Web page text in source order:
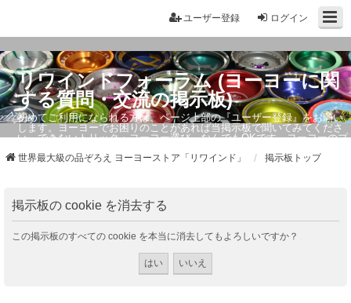
ログイン
ユーザー登録
リワインドフォーラム (ヨーヨーに関
する質問・交流の掲示板)
初めてご利用になられる方は、ページ上部の『ユーザー登録』をお願い
します。ヨーヨーでお困りのことがあれば当掲示板で聞いてみてくださ
い。できないトリック・ヨーヨー選び、なんでもOKです。ヨーヨーのプ
世界最大級の品ぞろえ ヨーヨーストア「リワインド」 掲示板トップ
掲示板の cookie を消去する
この掲示板のすべての cookie を本当に消去してもよろしいですか？